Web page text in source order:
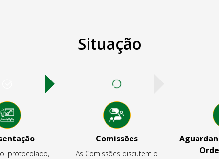
Situação
protocolado,
Comissões
As Comissões discutem o